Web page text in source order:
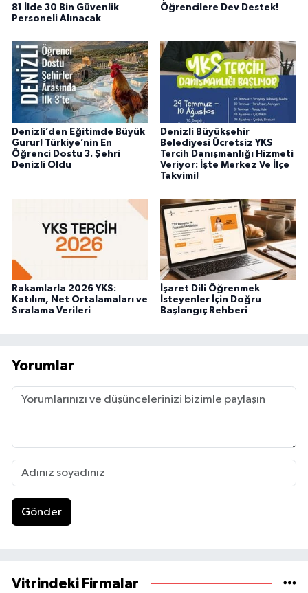
81 İlde 30 Bin Güvenlik
Personeli Alınacak
Öğrencilere Dev Destek!
Denizli’den Eğitimde Büyük
Gurur! Türkiye’nin En
Öğrenci Dostu 3. Şehri
Denizli Oldu
Denizli Büyükşehir
Belediyesi Ücretsiz YKS
Tercih Danışmanlığı Hizmeti
Veriyor: İşte Merkez Ve İlçe
Takvimi!
Rakamlarla 2026 YKS:
Katılım, Net Ortalamaları ve
Sıralama Verileri
İşaret Dili Öğrenmek
İsteyenler İçin Doğru
Başlangıç Rehberi
Yorumlar
Gönder
Vitrindeki Firmalar